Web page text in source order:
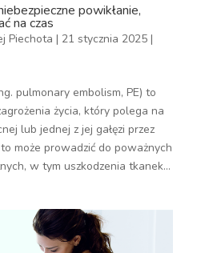
powikłanie,
na czas
Piechota | 21 stycznia 2025|
pulmonary embolism, PE) to
życia, który polega na
lub jednej z jej gałęzi przez
może prowadzić do poważnych
w tym uszkodzenia tkanek...